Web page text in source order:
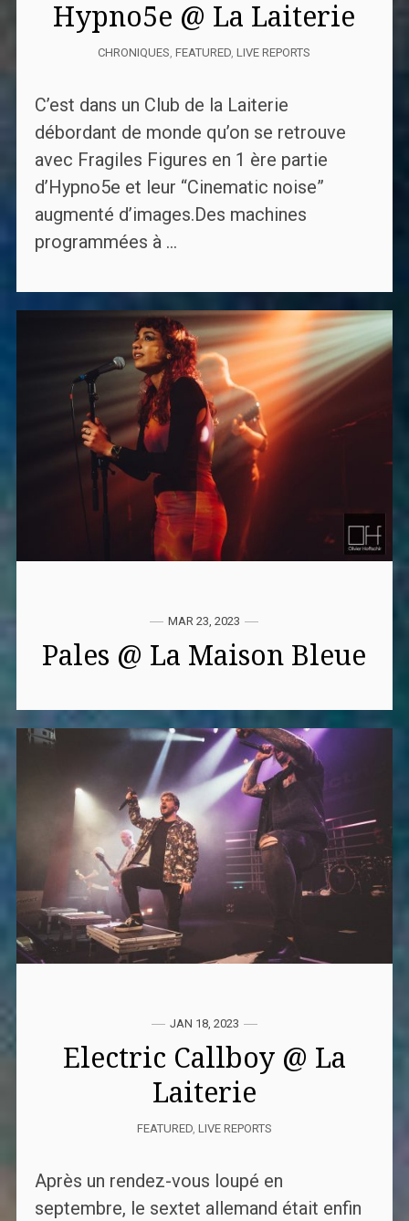
Hypno5e @ La Laiterie
CHRONIQUES,FEATURED,LIVE REPORTS
C’est dans un Club de la Laiterie
débordant de monde qu’on se retrouve
avec Fragiles Figures en 1 ère partie
d’Hypno5e et leur “Cinematic noise”
augmenté d’images.Des machines
programmées à ...
MAR 23, 2023
Pales @ La Maison Bleue
JAN 18, 2023
Electric Callboy @ La
Laiterie
FEATURED, LIVE REPORTS
Après un rendez-vous loupé en
septembre, le sextet allemand était enfin